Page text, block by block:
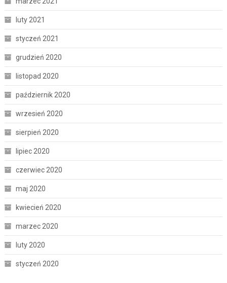
luty 2021
styczeń 2021
grudzień 2020
listopad 2020
październik 2020
wrzesień 2020
sierpień 2020
lipiec 2020
czerwiec 2020
maj 2020
kwiecień 2020
marzec 2020
luty 2020
styczeń 2020